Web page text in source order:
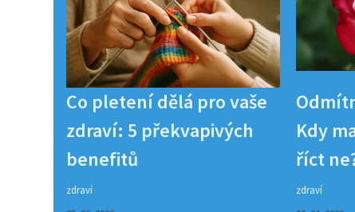
Co pletení dělá pro vaše
zdraví: 5 překvapivých
benefitů
zdraví
Kdy
říct
zdraví